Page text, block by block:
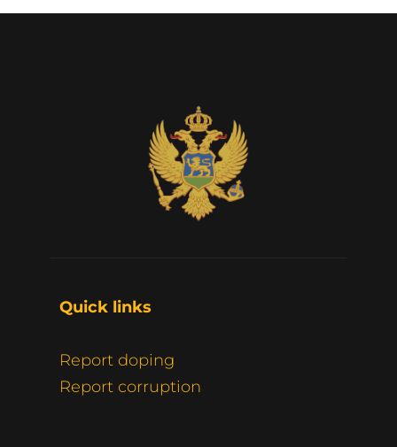
Quick links
Report doping
Report corruption